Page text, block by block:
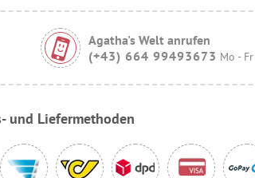
Agatha's Welt anrufen
(+43) 664 99493673 Mo -
und Liefermethoden